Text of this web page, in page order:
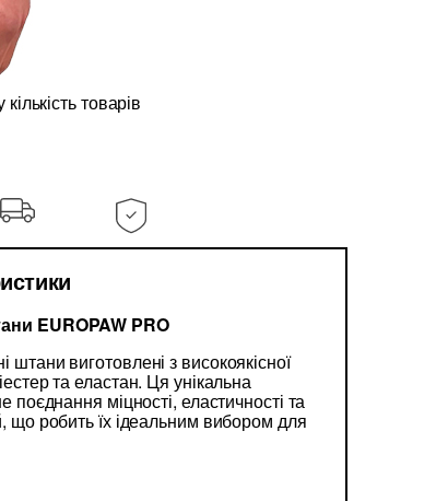
товарів
EUROPAW PRO
штани виготовлені з високоякісної
та еластан. Ця унікальна
поєднання міцності, еластичності та
що робить їх ідеальним вибором для